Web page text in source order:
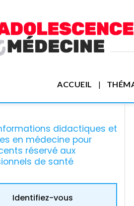
ACCUEIL
didactiques et
en médecine pour
réservé aux
de santé
Identifiez-vous